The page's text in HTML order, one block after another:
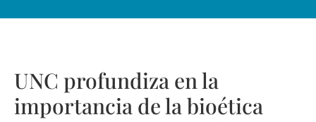
UNC profundiza en la
importancia de la bioética